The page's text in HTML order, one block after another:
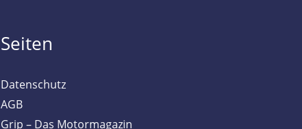
Seiten
Datenschutz
AGB
Grip – Das Motormagazin